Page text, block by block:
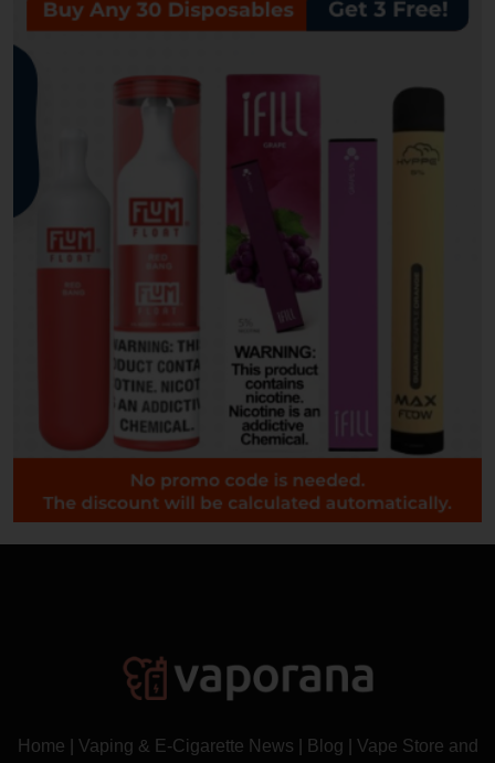
Home Vaping & E-Cigarette News Blog
Vape Store and